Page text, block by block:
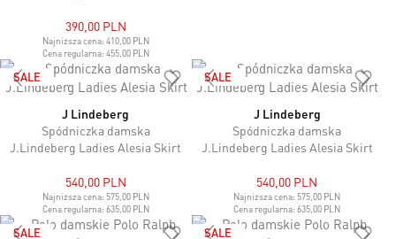
390,00 PLN
Najniższa cena: 410,00 PLN
Cena regularna: 455,00 PLN
SALE
J Lindeberg
Spódniczka damska
J.Lindeberg Ladies Alesia Skirt
540,00 PLN
Najniższa cena: 575,00 PLN
Cena regularna: 635,00 PLN
SALE
J Lindeberg
Spódniczka damska
J.Lindeberg Ladies Alesia Skirt
540,00 PLN
Najniższa cena: 575,00 PLN
Cena regularna:635,00 PLN
SALE SALE